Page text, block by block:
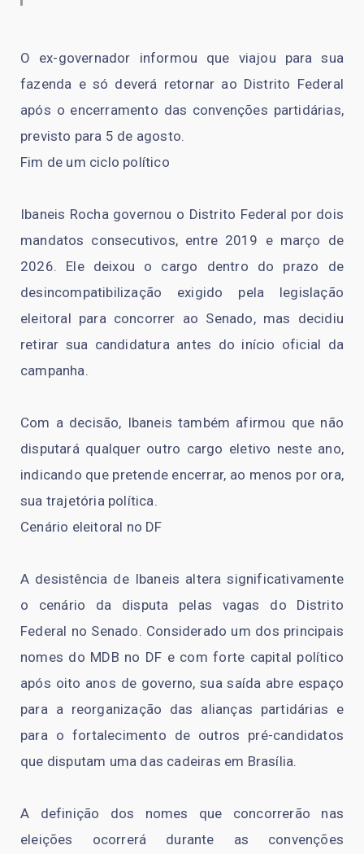
O ex-governador informou que viajou para sua
fazenda e só deverá retornar ao Distrito Federal
após o encerramento das convenções partidárias,
previsto para 5 de agosto.
Fim de um ciclo político
Ibaneis Rocha governou o Distrito Federal por dois
mandatos consecutivos, entre 2019 e março de
2026. Ele deixou o cargo dentro do prazo de
desincompatibilização exigido pela legislação
eleitoral para concorrer ao Senado, mas decidiu
retirar sua candidatura antes do início oficial da
campanha.
Com a decisão, Ibaneis também afirmou que não
disputará qualquer outro cargo eletivo neste ano,
indicando que pretende encerrar, ao menos por ora,
sua trajetória política.
Cenário eleitoral no DF
A desistência de Ibaneis altera significativamente
o cenário da disputa pelas vagas do Distrito
Federal no Senado. Considerado um dos principais
nomes do MDB no DF e com forte capital político
após oito anos de governo, sua saída abre espaço
para a reorganização das alianças partidárias e
para o fortalecimento de outros pré-candidatos
que disputam uma das cadeiras em Brasília.
A definição dos nomes que concorrerão nas
eleições ocorrerá durante as convenções